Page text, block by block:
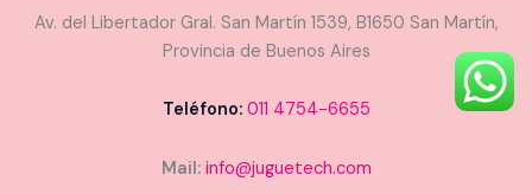
Av. del Libertador Gral. San Martín 1539, B1650 San Martín,
Provincia de Buenos Aires
Teléfono: 011 4754-6655
Mail: info@juguetech.com